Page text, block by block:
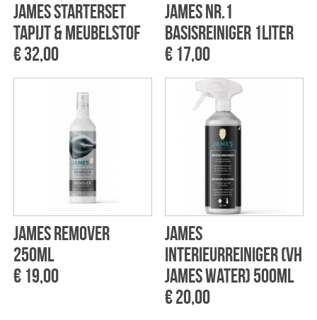
James Starterset
Tapijt & Meubelstof
€ 32,00
James NR.1
Basisreiniger 1liter
€ 17,00
James Remover
250ml
€ 19,00
James
Interieurreiniger (vh
James Water) 500ml
€ 20,00